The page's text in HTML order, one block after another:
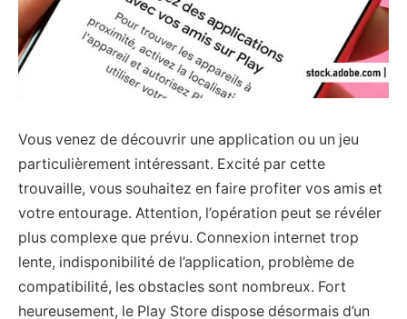
Vous venez de découvrir une application ou un jeu
particulièrement intéressant. Excité par cette
trouvaille, vous souhaitez en faire profiter vos amis et
votre entourage. Attention, l’opération peut se révéler
plus complexe que prévu. Connexion internet trop
lente, indisponibilité de l’application, problème de
compatibilité, les obstacles sont nombreux. Fort
heureusement, le Play Store dispose désormais d’un